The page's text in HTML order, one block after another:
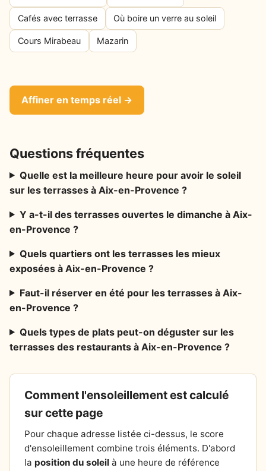
Cafés avec terrasse Où boire un verre au soleil
Cours Mirabeau Mazarin
Affiner en temps réel →
Questions fréquentes
Quelle est la meilleure heure pour avoir le soleil
sur les terrasses à Aix-en-Provence ?
Y a-t-il des terrasses ouvertes le dimanche à Aix-
en-Provence ?
Quels quartiers ont les terrasses les mieux
exposées à Aix-en-Provence ?
Faut-il réserver en été pour les terrasses à Aix-
en-Provence ?
Quels types de plats peut-on déguster sur les
terrasses des restaurants à Aix-en-Provence ?
Comment l'ensoleillement est calculé
sur cette page
Pour chaque adresse listée ci-dessus, le score
d'ensoleillement combine trois éléments. D'abord
la position du soleil à une heure de référence